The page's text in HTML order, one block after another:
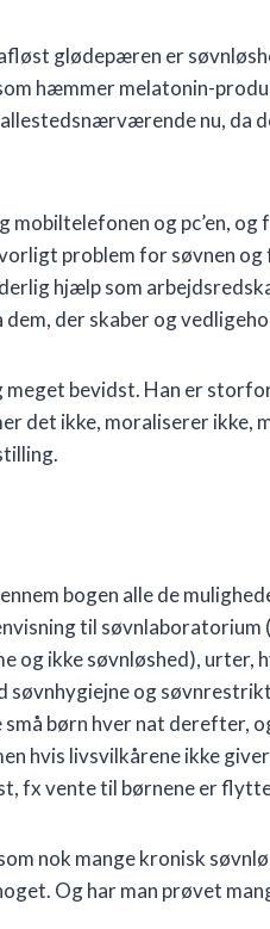
glødepæren er
hæmmer melatonin-
nu, da
mobiltelefonen og pc’en,
problem for søvnen
hjælp som
der skaber og
bevidst. Han er
det ikke, moraliserer ikke,
bogen alle de
til
og ikke søvnløshed), urter,
søvnhygiejne og
børn hver nat derefter,
hvis livsvilkårene ikke
fx vente til børnene er
nok mange kronisk
Og har man prøvet